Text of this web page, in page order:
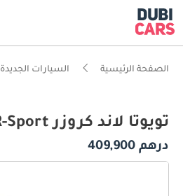
الصفحة الرئيسية السيارات الجديدة
تويوتا لاند كروزر 3.5T GR-Sport هايبريد 2026
درهم 409,900